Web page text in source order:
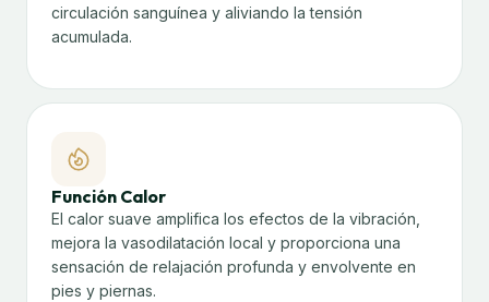
circulación sanguínea y aliviando la tensión
acumulada.
Función Calor
El calor suave amplifica los efectos de la vibración,
mejora la vasodilatación local y proporciona una
sensación de relajación profunda y envolvente en
pies y piernas.